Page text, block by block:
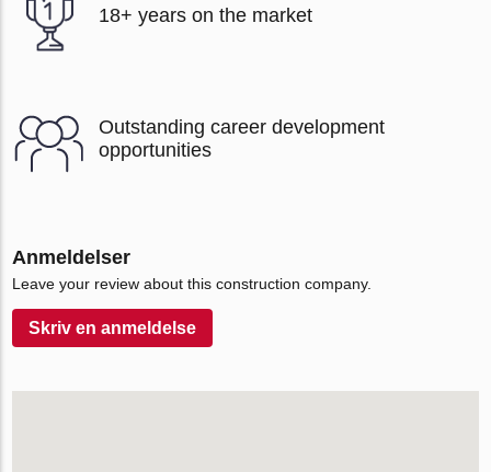
18+ years on the market
Outstanding career development
opportunities
Anmeldelser
Leave your review about this construction company.
Skriv en anmeldelse